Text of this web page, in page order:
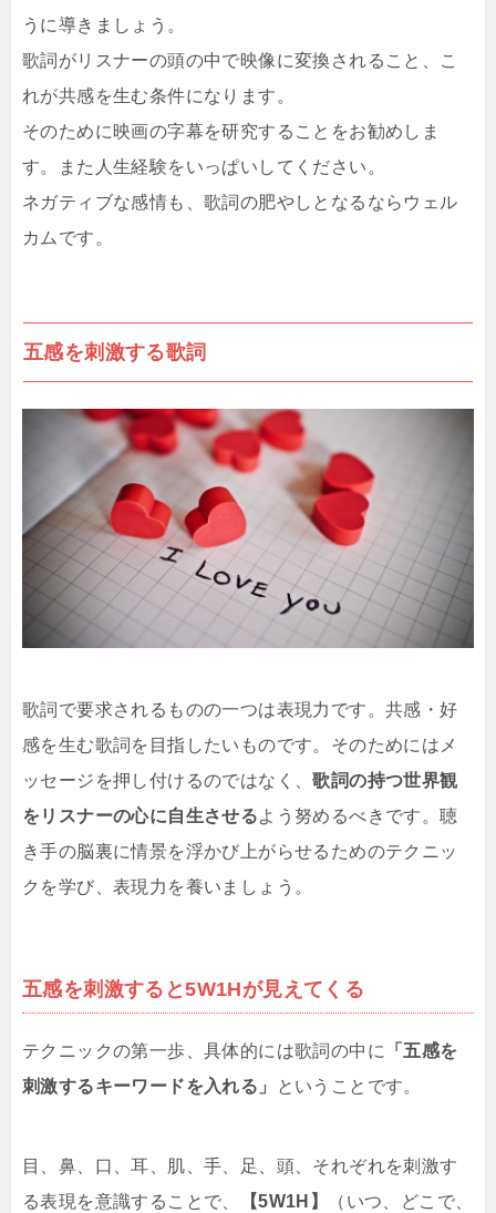
うに導きましょう。
歌詞がリスナーの頭の中で映像に変換されること、こ
れが共感を生む条件になります。
そのために映画の字幕を研究することをお勧めしま
す。また人生経験をいっぱいしてください。
ネガティブな感情も、歌詞の肥やしとなるならウェル
カムです。
五感を刺激する歌詞
歌詞で要求されるものの一つは表現力です。共感・好
感を生む歌詞を目指したいものです。そのためにはメ
ッセージを押し付けるのではなく、歌詞の持つ世界観
をリスナーの心に自生させるよう努めるべきです。聴
き手の脳裏に情景を浮かび上がらせるためのテクニッ
クを学び、表現力を養いましょう。
五感を刺激すると5W1Hが見えてくる
テクニックの第一歩、具体的には歌詞の中に
「五感を
刺激するキーワードを入れる」
ということです。
目、鼻、口、耳、肌、手、足、頭、それぞれを刺激す
る表現を意識することで、
【5W1H】 （いつ、どこで、